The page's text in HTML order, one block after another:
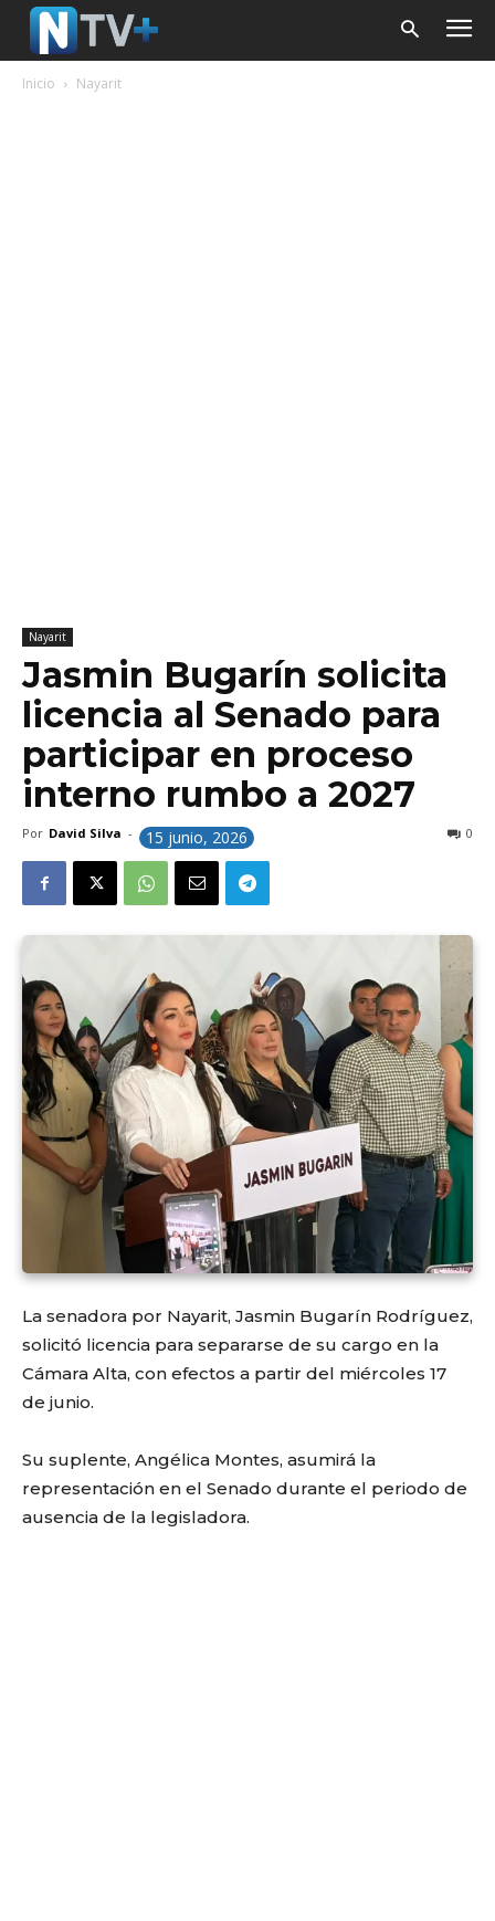
Inicio Nayarit
Nayarit
Jasmin Bugarín solicita
licencia al Senado para
participar en proceso
interno rumbo a 2027
Por David Silva - 15 junio, 2026 0
La senadora por Nayarit, Jasmin Bugarín Rodríguez,
solicitó licencia para separarse de su cargo en la
Cámara Alta, con efectos a partir del miércoles 17
de junio.
Su suplente, Angélica Montes, asumirá la
representación en el Senado durante el periodo de
ausencia de la legisladora.